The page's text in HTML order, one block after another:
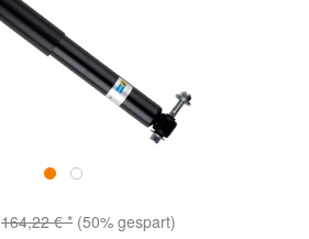
164,22 € * (50% gespart)